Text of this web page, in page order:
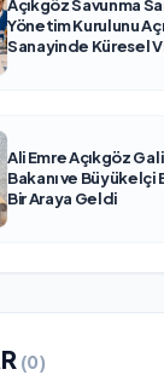
Açıkgöz Savunma
Yönetim Kurulunu
Sanayinde Küresel
Ali Emre Açıkgöz
Bakanı ve Büyükelçi
Bir Araya Geldi
(0)